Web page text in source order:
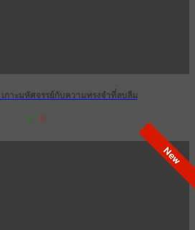
เกาะมหัศจรรย์กับความทรงจำที่ลบลืม
12 0
New